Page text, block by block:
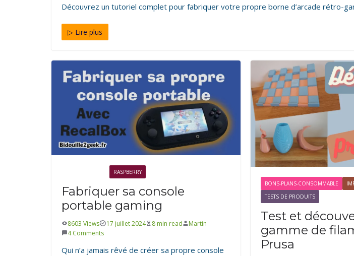
12 avril 2026 23 min read Martin 12 Comments
ARDUINO ÉLECTRONIQUE
Animer sa matrice de LEDs
5 min read
Découvrez un tutoriel complet pour fabriquer votre propre borne d’arcade rétro-
▷ Lire plus
RASPBERRY
Fabriquer sa console
portable gaming
8603 Views 17 juillet 2024 8 min read
Martin
4 Comments
Qui n’a jamais rêvé de créer sa propre console
BONS-PLANS-CONSOMMABLE
TESTS DE PRODUITS
Test et
gamme de
Prusa